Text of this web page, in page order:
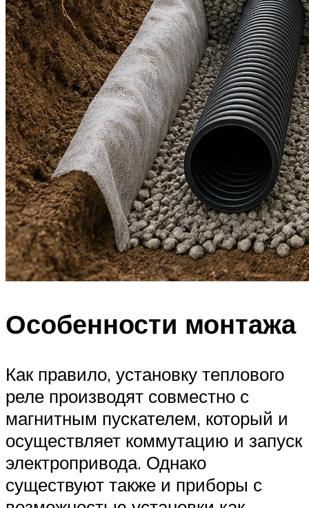
Особенности монтажа
Как правило, установку теплового
реле производят совместно с
магнитным пускателем, который и
осуществляет коммутацию и запуск
электропривода. Однако
существуют также и приборы с